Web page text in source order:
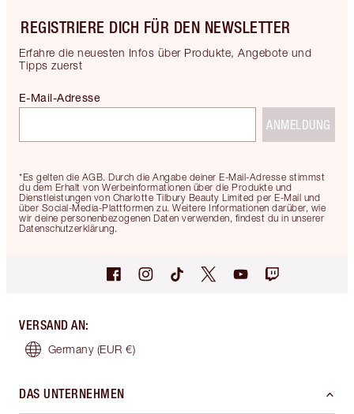
REGISTRIERE DICH FÜR DEN NEWSLETTER
Erfahre die neuesten Infos über Produkte, Angebote und
Tipps zuerst
*Es gelten die AGB. Durch die Angabe deiner E-Mail-Adresse stimmst
du dem Erhalt von Werbeinformationen über die Produkte und
Dienstleistungen von Charlotte Tilbury Beauty Limited per E-Mail und
über Social-Media-Plattformen zu. Weitere Informationen darüber, wie
wir deine personenbezogenen Daten verwenden, findest du in unserer
Datenschutzerklärung.
E-Mail-Adresse
ANMELDUNG
VERSAND AN:
Germany (EUR €)
DAS UNTERNEHMEN